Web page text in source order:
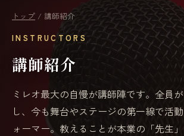
トップ / 講師紹介
INSTRUCTORS
講師紹介
ミレオ最大の自慢が講師陣です。全員
し、今も舞台やステージの第一線で活
ォーマー。教えることが本業の「先生